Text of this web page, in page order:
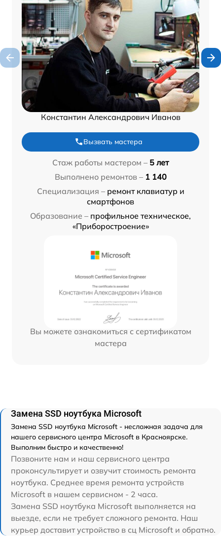
Константин Александрович Иванов
Вызвать мастера
Стаж работы мастером – 5 лет
Выполнено ремонтов – 1 140
Специализация – ремонт клавиатур и
смартфонов
Образование – профильное техническое,
«Приборостроение»
Вы можете ознакомиться с сертификатом
мастера
Замена SSD ноутбука Microsoft
Замена SSD ноутбука Microsoft - несложная задача для
нашего сервисного центра Microsoft в Красноярске.
Выполним быстро и качественно!
Позвоните нам и наш сервисного центра
проконсультирует и озвучит стоимость ремонта
ноутбука. Среднее время ремонта устройств
Microsoft в нашем сервисном - 2 часа.
Замена SSD ноутбука Microsoft выполняется на
выезде, если не требует сложного ремонта. Наш
курьер доставит устройство в сц Microsoft и обратно.